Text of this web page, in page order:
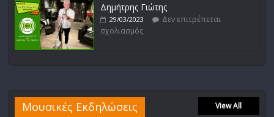
Δημήτρης Γιώτης
29/03/2023
Δεν επιτρέπεται
σχολιασμός
Μουσικές Εκδηλώσεις View All